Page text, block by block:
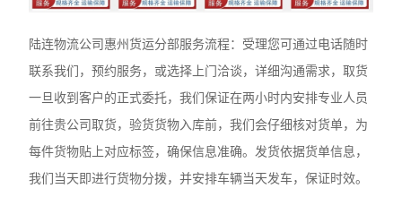
陆连物流公司惠州货运分部服务流程：受理您可通过电话随时
联系我们，预约服务，或选择上门洽谈，详细沟通需求，取货
一旦收到客户的正式委托，我们保证在两小时内安排专业人员
前往贵公司取货，验货货物入库前，我们会仔细核对货单，为
每件货物贴上对应标签，确保信息准确。发货依据货单信息，
我们当天即进行货物分拨，并安排车辆当天发车，保证时效。